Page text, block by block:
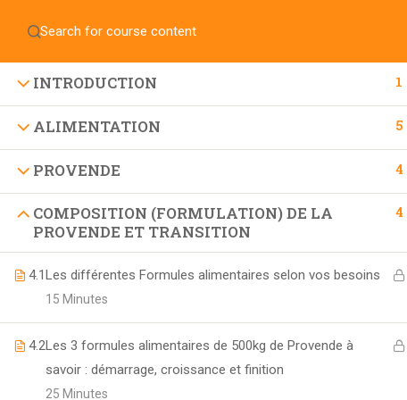
INTRODUCTION 1
ALIMENTATION 5
PROVENDE 4
COMPOSITION (FORMULATION) DE LA
PROVENDE ET TRANSITION
4
4.1Les différentes Formules alimentaires selon vos besoins
15 Minutes
4.2Les 3 formules alimentaires de 500kg de Provende à
savoir : démarrage, croissance et finition
25 Minutes